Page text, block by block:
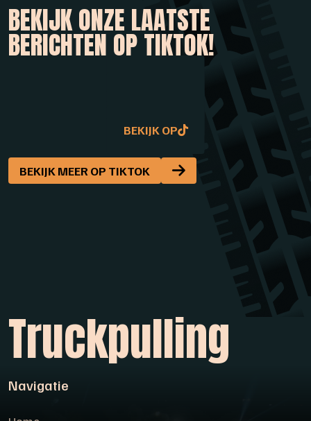
BEKIJK ONZE LAATSTE
BERICHTEN OP TIKTOK!
BEKIJK OP
BEKIJK MEER OP TIKTOK
Truckpulling
Navigatie